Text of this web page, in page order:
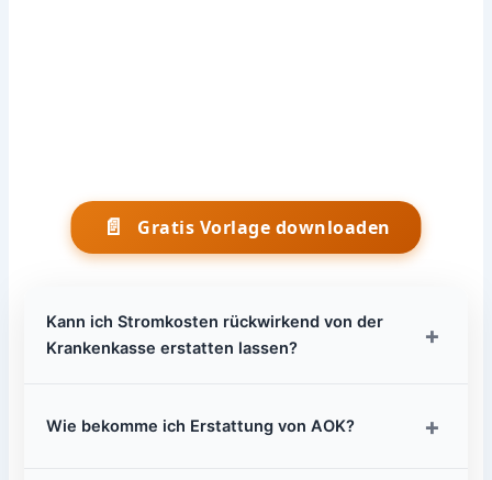
📄 Gratis Vorlage downloaden
Kann ich Stromkosten rückwirkend von der
Krankenkasse erstatten lassen?
+
Wie bekomme ich Erstattung von AOK? +